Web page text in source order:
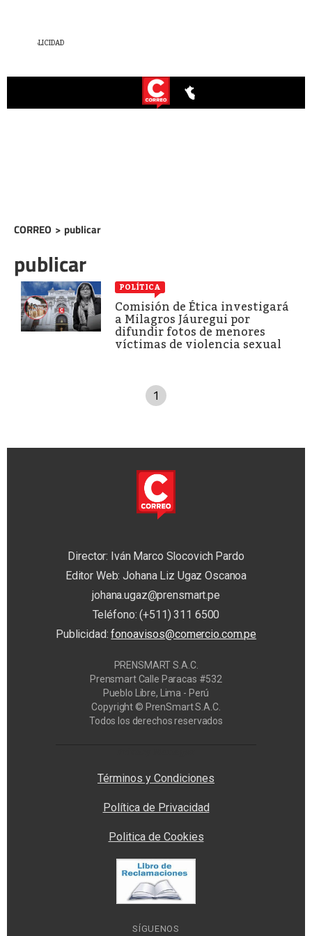
CORREO > publicar
publicar
POLÍTICA
Comisión de Ética investigará
a Milagros Jáuregui por
difundir fotos de menores
víctimas de violencia sexual
1
Director: Iván Marco Slocovich Pardo
Editor Web: Johana Liz Ugaz Oscanoa
johana.ugaz@prensmart.pe
Teléfono: (+511) 311 6500
Publicidad:fonoavisos@comercio.com.pe
PRENSMART S.A.C.
Prensmart Calle Paracas #532
Pueblo Libre, Lima - Perú
Copyright © PrenSmart S.A.C.
Todos los derechos reservados
Términos y Condiciones
Política de Privacidad
Politica de Cookies
SÍGUENOS